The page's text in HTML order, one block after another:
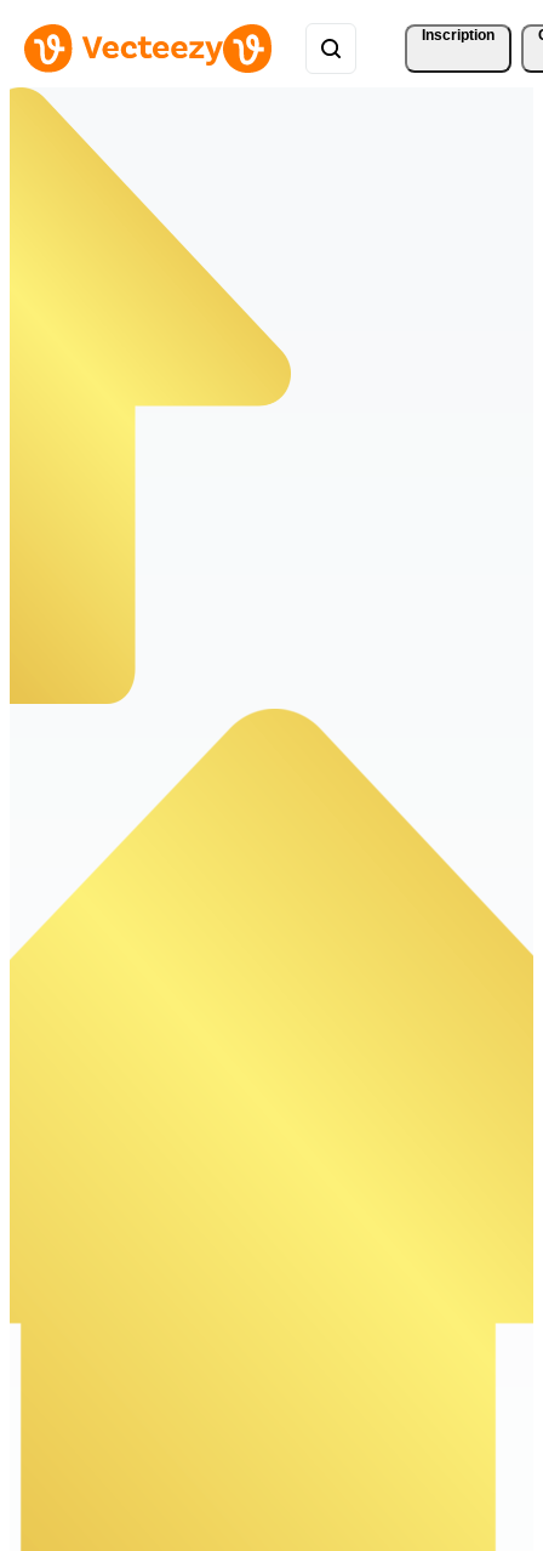
Inscription